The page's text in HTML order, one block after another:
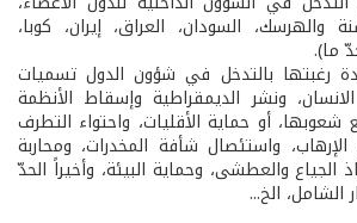
والهرسك، السودان، العراق، إيران، كوبا،
ما).
رغبتها بالتدخل في شؤون الدول تسميات
ونشر الديمقراطية وإسقاط الأنظمة
شعوبها، أو حماية الأقليات، واحتواء التطرف
واستئصال شأفة المخدرات، ومحاربة
الجياع والعطشى، وحماية البيئة، وأخيراً الحدّ
الشامل، الخ...